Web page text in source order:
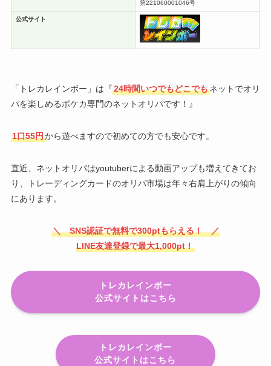
第221060001046号
公式サイト
「トレカレインボー」は『24時間いつでもどこでもネットでオリ
パを楽しめるポケカ専門のネットオリパです！』
1口55円から遊べますので初めての方でも安心です。
直近、ネットオリパはyoutuberによる動画アップも増えてきてお
り、トレーディングカードのオリパ市場は年々右肩上がりの傾向
にあります。
＼ SNS認証で無料で300ptもらえる！ ／
LINE友達登録で最大1,000pt！
トレカレインボー
公式サイトはこちら
トレカレインボー
公式サイトはこちら